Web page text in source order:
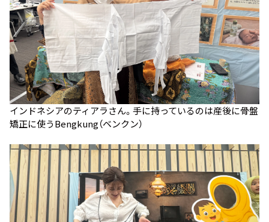
インドネシアのティアラさん。手に持っているのは産後に骨盤
矯正に使うBengkung（ベンクン）